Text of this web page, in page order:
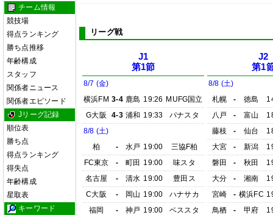
チーム情報
競技場
得点ランキング
勝ち点推移
年齢構成
スタッフ
関係者ニュース
関係者エピソード
Jリーグ記録
順位表
勝ち点
得点ランキング
得失点
年齢構成
星取表
キーワード
リーグ戦
J1
第1節
8/7 (金)
横浜FM 3-4 鹿島 19:26 MUFG国立
G大阪
4-3 浦和 19:33
パナスタ
8/8 (土)
柏
- 水戸 19:00
三協F柏
FC東京
- 町田 19:00
味スタ
名古屋
- 清水 19:00
豊田ス
C大阪
- 岡山 19:00
ハナサカ
福岡
- 神戸 19:00
ベススタ
J2
第1
8/8 (土)
札幌
- 徳島
八戸
- 富山
藤枝
- 仙台
大宮
- 新潟
磐田
- 秋田
大分
- 湘南
宮崎
- 横浜FC
鳥栖
- 甲府